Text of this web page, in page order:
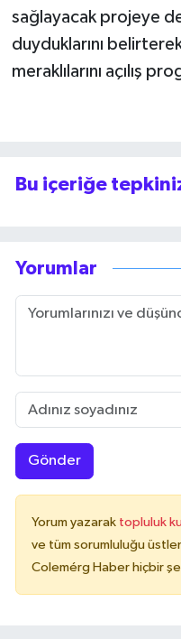
sağlayacak projeye
duyduklarını
meraklılarını açılış
Bu içeriğe
Yorumlar
Gönder
Yorum yazarak topluluk
ve tüm sorumluluğu
Colemérg Haber hiçbir